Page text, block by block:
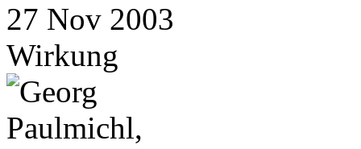
27 Nov 2003
Wirkung